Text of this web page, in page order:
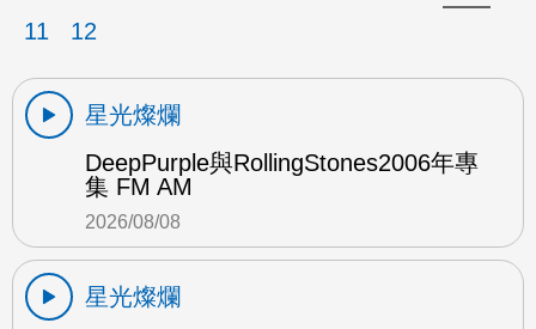
11
12
星光燦爛
DeepPurple與RollingStones2006年專
集 FM AM
2026/08/08
星光燦爛